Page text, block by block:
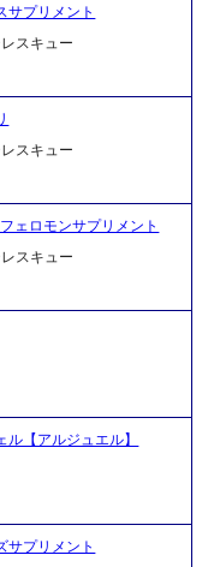
サプリメント
スキュー
スキュー
ェロモンサプリメント
スキュー
【アルジュエル】
サプリメント